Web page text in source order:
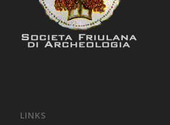
LINKS